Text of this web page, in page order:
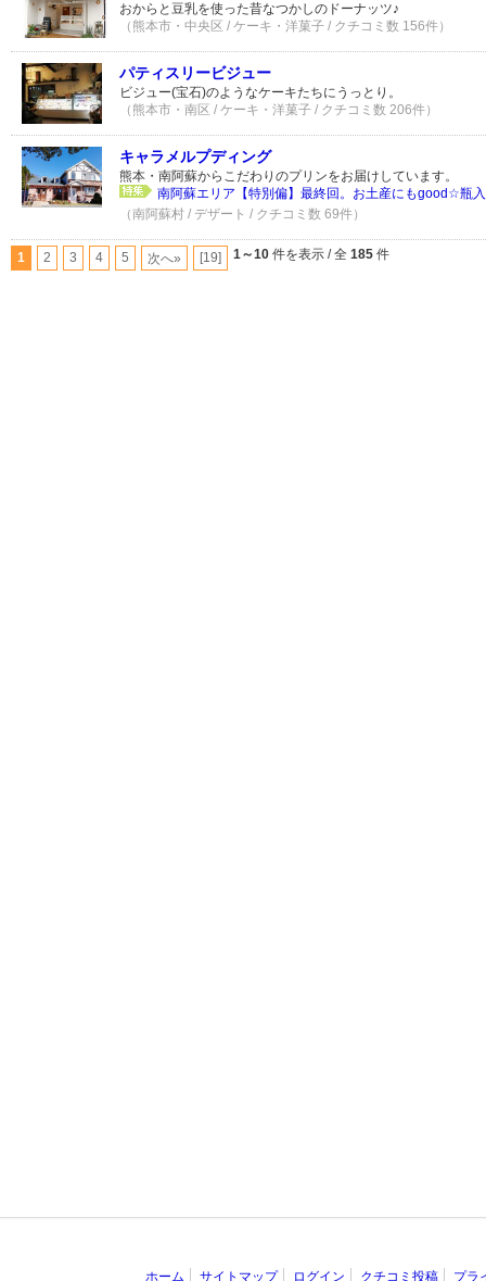
おからと豆乳を使った昔なつかしのドーナッツ♪
（熊本市・中央区 / ケーキ・洋菓子 / クチコミ数 156件）
パティスリービジュー
ビジュー(宝石)のようなケーキたちにうっとり。
（熊本市・南区 / ケーキ・洋菓子 / クチコミ数 206件）
キャラメルプディング
熊本・南阿蘇からこだわりのプリンをお届けしています。
南阿蘇エリア【特別偏】最終回。お土産にもgood☆瓶
（南阿蘇村 / デザート / クチコミ数 69件）
1 2 3 4 5 次へ» [19] 1～10 件を表示 / 全 185 件
ホーム サイトマップ ログイン クチコミ投稿 プラ